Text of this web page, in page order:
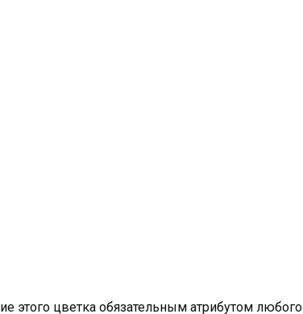
этого цветка обязательным атрибутом любого